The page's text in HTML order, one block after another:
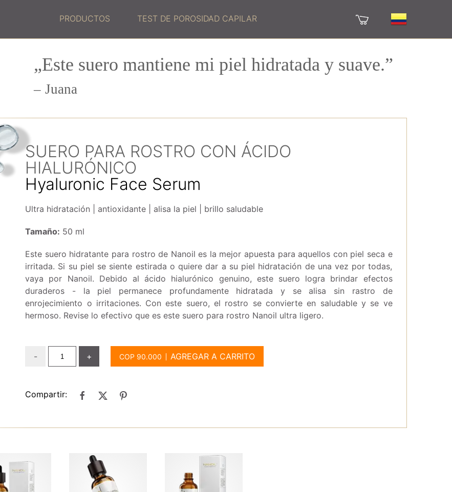
PRODUCTOS TEST DE POROSIDAD CAPILAR
„Este suero mantiene mi piel hidratada y suave.”
Juana
SUERO PARA ROSTRO CON ÁCIDO
HIALURÓNICO
Hyaluronic Face Serum
Ultra hidratación antioxidante alisa la piel brillo saludable
Tamaño: 50 ml
Este suero hidratante para rostro de Nanoil es la mejor apuesta para aquellos con piel seca e
irritada. Si su piel se siente estirada o quiere dar a su piel hidratación de una vez por todas,
vaya por Nanoil. Debido al ácido hialurónico genuino, este suero logra brindar efectos
duraderos - la piel permanece profundamente hidratada y se alisa sin rastro de
enrojecimiento o irritaciones. Con este suero, el rostro se convierte en saludable y se ve
hermoso. Revise lo efectivo que es este suero para rostro Nanoil ultra ligero.
- + AGREGAR A CARRITO
Compartir: